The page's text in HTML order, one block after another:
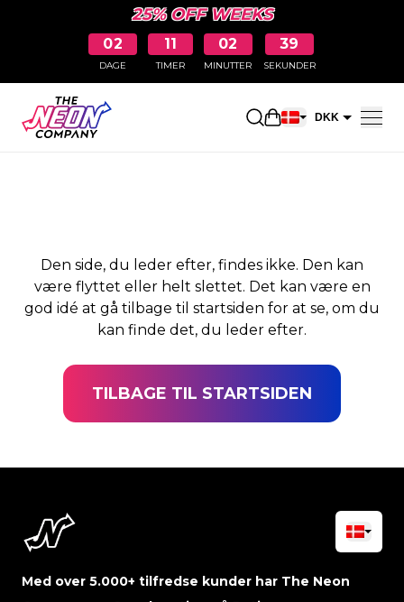
25% OFF WEEKS
02
DAGE
11
TIMER
02
MINUTTER
39
SEKUNDER
Åbn DKK
SIDEN BLEV IKKE
Den side, du leder efter, findes ikke. Den kan
være flyttet eller helt slettet. Det kan være en
god idé at gå tilbage til startsiden for at se, om du
kan finde det, du leder efter.
TILBAGE TIL STARTSIDEN
Med over 5.000+ tilfredse kunder har The Neon